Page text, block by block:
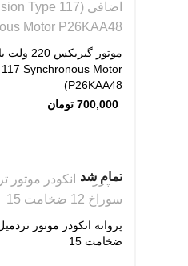
Synchronous Motor
P26KAA48)
700,000 تومان
تمام شد
ضخامت 15